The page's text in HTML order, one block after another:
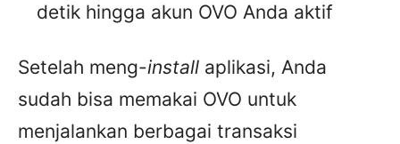
detik hingga akun OVO Anda aktif
Setelah meng-install aplikasi, Anda
sudah bisa memakai OVO untuk
menjalankan berbagai transaksi